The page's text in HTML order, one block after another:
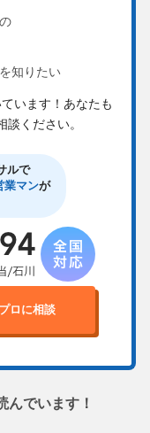
の
を知りたい
います！ あなたも
ください。
ルで
業マンが
ロに相談
んでいます！